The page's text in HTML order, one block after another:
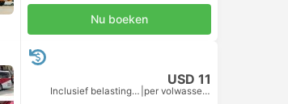
Nu boeken
USD 11
Inclusief belastingen per volwassene